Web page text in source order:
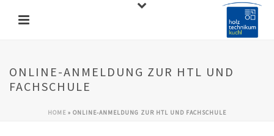
ONLINE-ANMELDUNG ZUR HTL UND
FACHSCHULE
HOME » ONLINE-ANMELDUNG ZUR HTL UND FACHSCHULE